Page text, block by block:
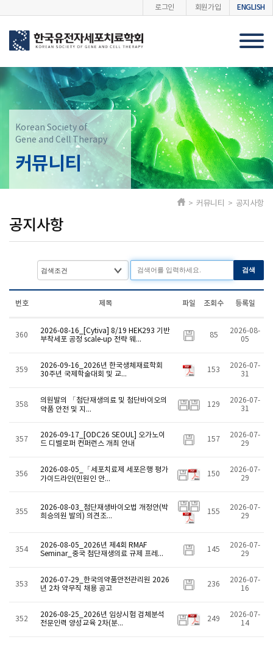
로그인 회원가입 ENGLISH
Korean Society of
Gene and Cell Therapy
커뮤니티
공지사항
> 커뮤니티 > 공지사항
검색
번호 제목 파일 조회수 등록일
360
2026-08-16_[Cytiva] 8/19 HEK293 기반
부착세포 공정 scale-up 전략 웨...
85
2026-08-
05
359
2026-09-16_2026년 한국생체재료학회
30주년 국제학술대회 및 교...
153
2026-07-
31
358
의원발의 「첨단재생의료 및 첨단바이오의
약품 안전 및 지...
129
2026-07-
31
357
2026-09-17_[ODC26 SEOUL] 오가노이
드 디벨로퍼 컨퍼런스 개최 안내
157
2026-07-
29
356
2026-08-05_「세포치료제 세포은행 평가
가이드라인(민원인 안...
150
2026-07-
29
355
2026-08-03_첨단재생바이오법 개정안(박
희승의원 발의) 의견조...
155
2026-07-
29
354
2026-08-05_2026년 제4회 RMAF
Seminar_중국 첨단재생의료 규제 프레...
145
2026-07-
29
353
2026-07-29_한국의약품안전관리원 2026
년 2차 약무직 채용 공고
236
2026-07-
16
352
2026-08-25_2026년 임상시험 검체분석
전문인력 양성교육 2차(분...
249
2026-07-
14